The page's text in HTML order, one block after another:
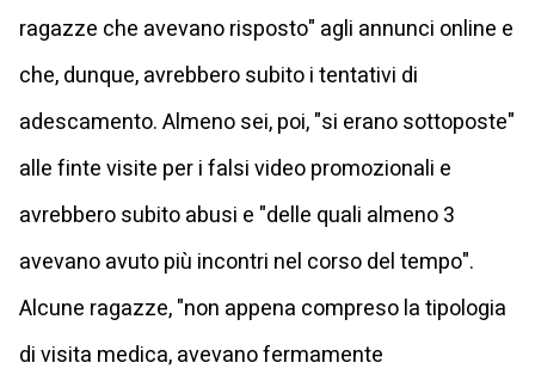
ragazze che avevano risposto" agli annunci online e
che, dunque, avrebbero subito i tentativi di
adescamento. Almeno sei, poi, "si erano sottoposte"
alle finte visite per i falsi video promozionali e
avrebbero subito abusi e "delle quali almeno 3
avevano avuto più incontri nel corso del tempo".
Alcune ragazze, "non appena compreso la tipologia
di visita medica, avevano fermamente